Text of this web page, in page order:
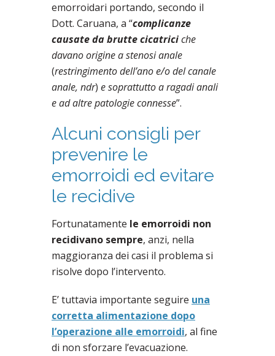
emorroidari portando, secondo il
Dott. Caruana, a “complicanze
causate da brutte cicatriciche
davano origine a stenosi anale
(restringimento dell’ano e/o del canale
anale, ndr) e soprattutto a ragadi anali
e ad altre patologie connesse”.
Alcuni consigli per
prevenire le
emorroidi ed evitare
le recidive
Fortunatamente le emorroidi non
recidivano sempre, anzi, nella
maggioranza dei casi il problema si
risolve dopo l’intervento.
E’ tuttavia importante seguire una
corretta alimentazione dopo
l’operazione alle emorroidi, al fine
di non sforzare l’evacuazione.